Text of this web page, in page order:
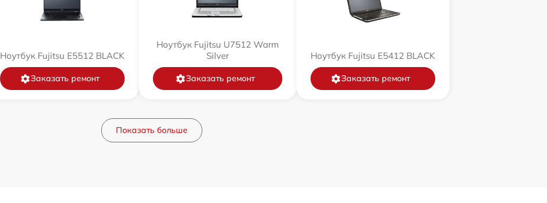
Ноутбук Fujitsu E5512 BLACK
Заказать ремонт
Ноутбук Fujitsu U7512 Warm
Silver
Заказать ремонт
Ноутбук Fujitsu E5412 BLACK
Заказать ремонт
Показать больше